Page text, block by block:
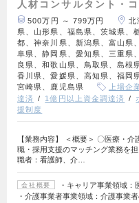
人材コンサルタント・
500万円 ～ 799万円
北
県、山形県、福島県、茨城県、
都、神奈川県、新潟県、富山県
阜県、静岡県、愛知県、三重県
良県、和歌山県、鳥取県、島根
香川県、愛媛県、高知県、福岡
宮崎県、鹿児島県
上場企
達済
1億円以上資金調達済
援制度
【業務内容】 ＜概要＞ 〇医療・
職・採用支援のマッチング業務を
職者：看護師、介…
会社概要
・キャリア事業領域
・介護事業者事業領域：介護事業